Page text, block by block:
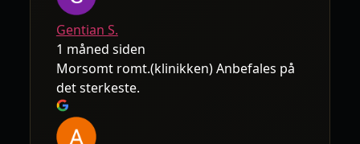
Gentian S.
1 måned siden
Morsomt romt.(klinikken) Anbefales på
det sterkeste.